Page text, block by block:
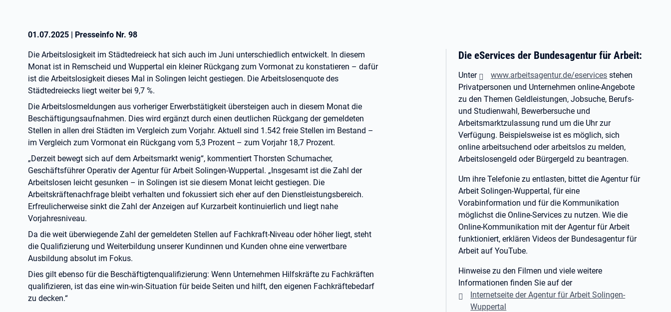
01.07.2025 | Presseinfo Nr. 98
Die Arbeitslosigkeit im Städtedreieck hat sich auch im Juni unterschiedlich entwickelt. In diesem
Monat ist in Remscheid und Wuppertal ein kleiner Rückgang zum Vormonat zu konstatieren – dafür
ist die Arbeitslosigkeit dieses Mal in Solingen leicht gestiegen. Die Arbeitslosenquote des
Städtedreiecks liegt weiter bei 9,7 %.
Die Arbeitslosmeldungen aus vorheriger Erwerbstätigkeit übersteigen auch in diesem Monat die
Beschäftigungsaufnahmen. Dies wird ergänzt durch einen deutlichen Rückgang der gemeldeten
Stellen in allen drei Städten im Vergleich zum Vorjahr. Aktuell sind 1.542 freie Stellen im Bestand –
im Vergleich zum Vormonat ein Rückgang vom 5,3 Prozent – zum Vorjahr 18,7 Prozent.
„Derzeit bewegt sich auf dem Arbeitsmarkt wenig“, kommentiert Thorsten Schumacher,
Geschäftsführer Operativ der Agentur für Arbeit Solingen-Wuppertal. „Insgesamt ist die Zahl der
Arbeitslosen leicht gesunken – in Solingen ist sie diesem Monat leicht gestiegen. Die
Arbeitskräftenachfrage bleibt verhalten und fokussiert sich eher auf den Dienstleistungsbereich.
Erfreulicherweise sinkt die Zahl der Anzeigen auf Kurzarbeit kontinuierlich und liegt nahe
Vorjahresniveau.
Da die weit überwiegende Zahl der gemeldeten Stellen auf Fachkraft-Niveau oder höher liegt, steht
die Qualifizierung und Weiterbildung unserer Kundinnen und Kunden ohne eine verwertbare
Ausbildung absolut im Fokus.
Dies gilt ebenso für die Beschäftigtenqualifizierung: Wenn Unternehmen Hilfskräfte zu Fachkräften
qualifizieren, ist das eine win-win-Situation für beide Seiten und hilft, den eigenen Fachkräftebedarf
zu decken.“
Die eServices der Bundesagentur für Arbeit:
Unter www.arbeitsagentur.de/eservices stehen
Privatpersonen und Unternehmen online-Angebote
zu den Themen Geldleistungen, Jobsuche, Berufs-
und Studienwahl, Bewerbersuche und
Arbeitsmarktzulassung rund um die Uhr zur
Verfügung. Beispielsweise ist es möglich, sich
online arbeitsuchend oder arbeitslos zu melden,
Arbeitslosengeld oder Bürgergeld zu beantragen.
Um ihre Telefonie zu entlasten, bittet die Agentur für
Arbeit Solingen-Wuppertal, für eine
Vorabinformation und für die Kommunikation
möglichst die Online-Services zu nutzen. Wie die
Online-Kommunikation mit der Agentur für Arbeit
funktioniert, erklären Videos der Bundesagentur für
Arbeit auf YouTube.
Hinweise zu den Filmen und viele weitere
Informationen finden Sie auf der
Internetseite der Agentur für Arbeit Solingen-
Wuppertal